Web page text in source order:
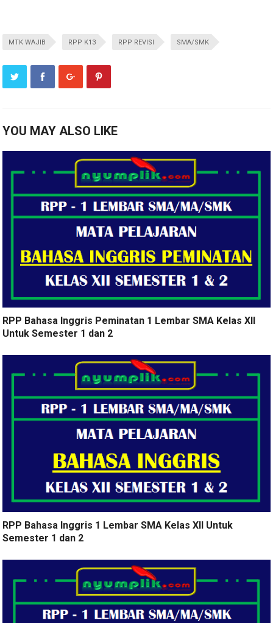
MTK WAJIB RPP K13 RPP REVISI SMA/SMK
YOU MAY ALSO LIKE
RPP Bahasa Inggris Peminatan 1 Lembar SMA Kelas XII
Untuk Semester 1 dan 2
RPP Bahasa Inggris 1 Lembar SMA Kelas XII Untuk
Semester 1 dan 2